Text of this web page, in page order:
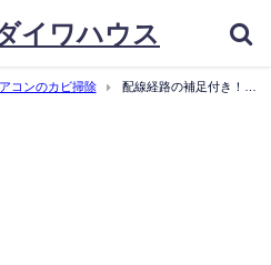
イワハウス
コンのカビ掃除
配線経路の補足付き！霧